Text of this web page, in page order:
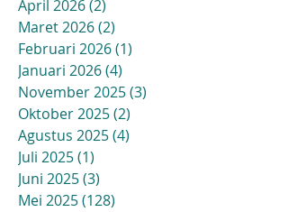
April 2026(2)
Maret 2026(2)
Februari 2026(1)
Januari 2026(4)
November 2025(3)
Oktober 2025(2)
Agustus 2025(4)
Juli 2025(1)
Juni 2025(3)
Mei 2025(128)